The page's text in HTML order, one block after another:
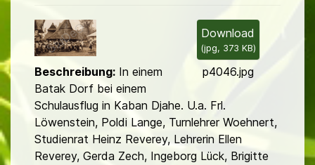
l
d
Download
(jpg, 373 KB)
p4046.jpg
Beschreibung: In einem
Batak Dorf bei einem
Schulausflug in Kaban Djahe. U.a. Frl.
Löwenstein, Poldi Lange, Turnlehrer Woehnert,
Studienrat Heinz Reverey, Lehrerin Ellen
Reverey, Gerda Zech, Ingeborg Lück, Brigitte